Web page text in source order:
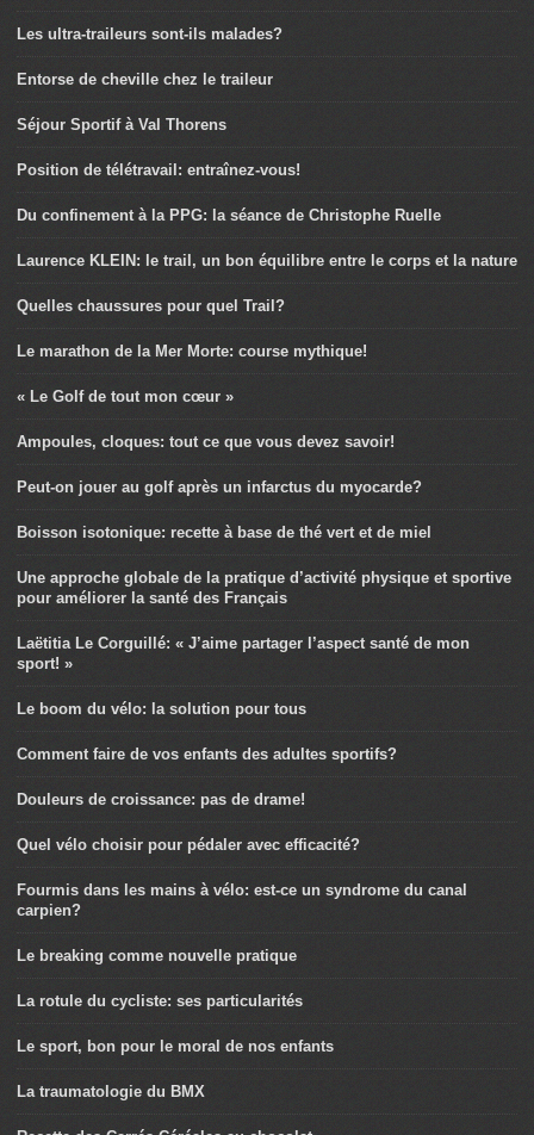
Les ultra-traileurs sont-ils malades?
Entorse de cheville chez le traileur
Séjour Sportif à Val Thorens
Position de télétravail: entraînez-vous!
Du confinement à la PPG: la séance de Christophe Ruelle
Laurence KLEIN: le trail, un bon équilibre entre le corps et la nature
Quelles chaussures pour quel Trail?
Le marathon de la Mer Morte: course mythique!
« Le Golf de tout mon cœur »
Ampoules, cloques: tout ce que vous devez savoir!
Peut-on jouer au golf après un infarctus du myocarde?
Boisson isotonique: recette à base de thé vert et de miel
Une approche globale de la pratique d’activité physique et sportive
pour améliorer la santé des Français
Laëtitia Le Corguillé: « J’aime partager l’aspect santé de mon
sport! »
Le boom du vélo: la solution pour tous
Comment faire de vos enfants des adultes sportifs?
Douleurs de croissance: pas de drame!
Quel vélo choisir pour pédaler avec efficacité?
Fourmis dans les mains à vélo: est-ce un syndrome du canal
carpien?
Le breaking comme nouvelle pratique
La rotule du cycliste: ses particularités
Le sport, bon pour le moral de nos enfants
La traumatologie du BMX